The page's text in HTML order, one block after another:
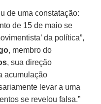
de uma constatação:
de 15 de maio se
da política”,
, membro do
, sua direção
acumulação
levar a uma
se revelou falsa.”